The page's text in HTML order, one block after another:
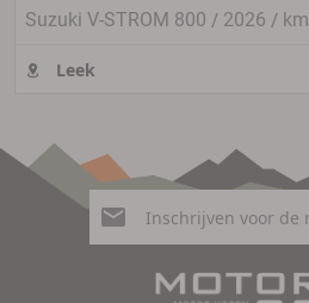
Suzuki V-STROM 800 / 2026 / km
Leek